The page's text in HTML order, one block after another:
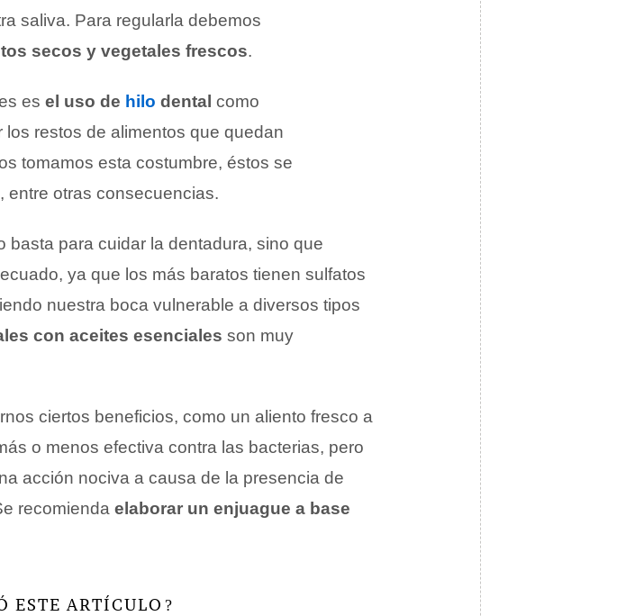
saliva. Para regularla debemos
secos y vegetales frescos.
es el uso de hilo dental como
restos de alimentos que quedan
tomamos esta costumbre, éstos se
entre otras consecuencias.
basta para cuidar la dentadura, sino que
ya que los más baratos tienen sulfatos
nuestra boca vulnerable a diversos tipos
con aceites esenciales son muy
ciertos beneficios, como un aliento fresco a
o menos efectiva contra las bacterias, pero
acción nociva a causa de la presencia de
recomienda elaborar un enjuague a base
ESTE ARTÍCULO ?